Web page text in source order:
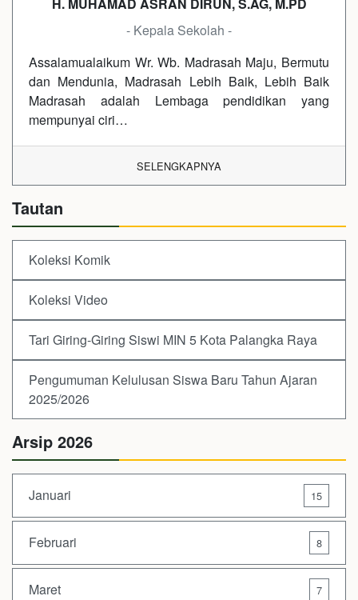
- Kepala Sekolah -
Assalamualaikum Wr. Wb. Madrasah Maju, Bermutu
dan Mendunia, Madrasah Lebih Baik, Lebih Baik
Madrasah adalah Lembaga pendidikan yang
mempunyai ciri…
SELENGKAPNYA
Tautan
Koleksi Komik
Koleksi Video
Tari Giring-Giring Siswi MIN 5 Kota Palangka Raya
Pengumuman Kelulusan Siswa Baru Tahun Ajaran
2025/2026
Arsip 2026
Januari 15
Februari 8
Maret 7